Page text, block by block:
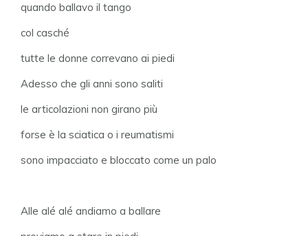
quando ballavo il tango
col casché
tutte le donne correvano ai piedi
Adesso che gli anni sono saliti
le articolazioni non girano più
forse è la sciatica o i reumatismi
sono impacciato e bloccato come un palo
Alle alé alé andiamo a ballare